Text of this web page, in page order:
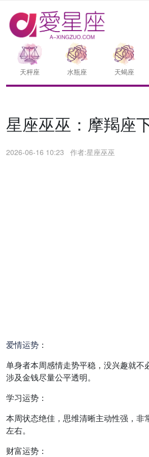
天枰座 水瓶座 天蝎座
星座巫巫：摩羯座
2026-06-16 10:23 作者:星座巫巫
爱情运势 ：
单身者本周感情走势平稳，没兴趣就
涉及金钱尽量公平透明。
学习运势：
本周状态绝佳，思维清晰主动性强，
左右。
财富运势：